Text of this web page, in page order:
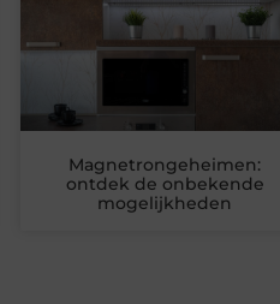
Magnetrongeheimen:
ontdek de onbekende
mogelijkheden